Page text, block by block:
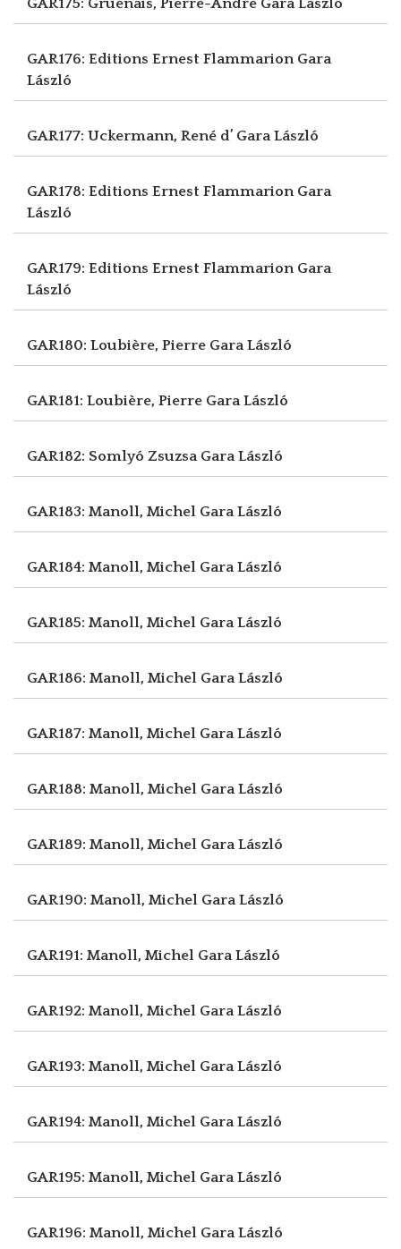
GAR175: Gruénais, Pierre-André Gara László
GAR176: Editions Ernest Flammarion Gara
László
GAR177: Uckermann, René d’ Gara László
GAR178: Editions Ernest Flammarion Gara
László
GAR179: Editions Ernest Flammarion Gara
László
GAR180: Loubière, Pierre Gara László
GAR181: Loubière, Pierre Gara László
GAR182: Somlyó Zsuzsa Gara László
GAR183: Manoll, Michel Gara László
GAR184: Manoll, Michel Gara László
GAR185: Manoll, Michel Gara László
GAR186: Manoll, Michel Gara László
GAR187: Manoll, Michel Gara László
GAR188: Manoll, Michel Gara László
GAR189: Manoll, Michel Gara László
GAR190: Manoll, Michel Gara László
GAR191: Manoll, Michel Gara László
GAR192: Manoll, Michel Gara László
GAR193: Manoll, Michel Gara László
GAR194: Manoll, Michel Gara László
GAR195: Manoll, Michel Gara László
GAR196: Manoll, Michel Gara László